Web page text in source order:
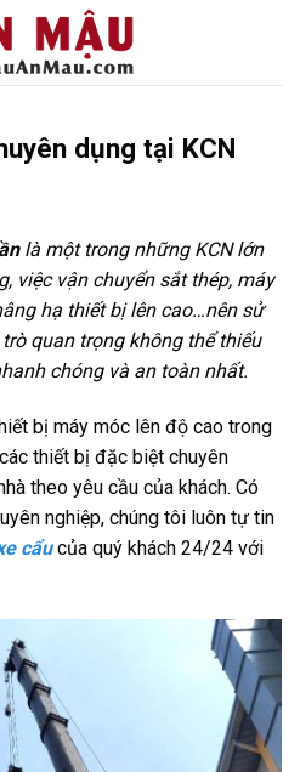
dụng tại KCN
là một trong những KCN lớn
việc vận chuyển sắt thép, máy
hạ thiết bị lên cao…nên sử
quan trọng không thể thiếu
chóng và an toàn nhất.
bị máy móc lên độ cao trong
thiết bị đặc biệt chuyên
theo yêu cầu của khách. Có
nghiệp, chúng tôi luôn tự tin
cẩucủa quý khách 24/24 với